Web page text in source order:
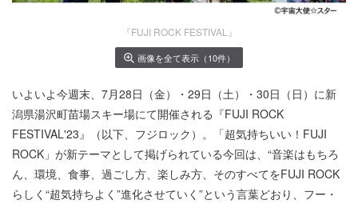
『FUJI ROCK FESTIVAL』
画像を全て表示（10件）
いよいよ今週末、7月28日（金）・29日（土）・30日（日）に新
潟県湯沢町苗場スキー場にて開催される『FUJI ROCK
FESTIVAL'23』（以下、フジロック）。「超気持ちいい！FUJI
ROCK」が新テーマとして掲げられている今回は、“音楽はもちろ
ん、環境、食事、過ごし方、楽しみ方、そのすべてをFUJI ROCK
らしく“超気持ちよく”進化させていく”という言葉どおり、フー・